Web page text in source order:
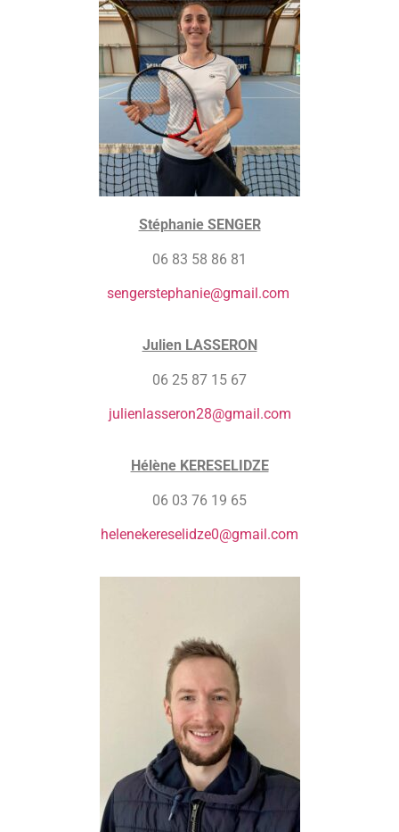
Stéphanie SENGER
06 83 58 86 81
sengerstephanie@gmail.com
Julien LASSERON
06 25 87 15 67
julienlasseron28@gmail.com
Hélène KERESELIDZE
06 03 76 19 65
helenekereselidze0@gmail.com